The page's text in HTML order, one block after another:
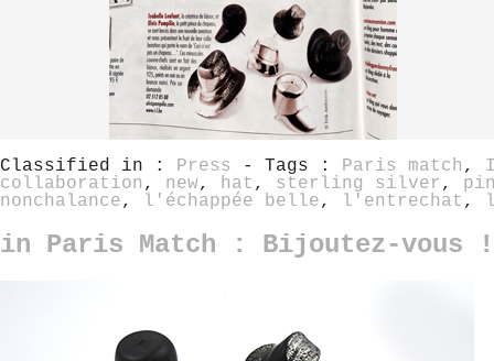
Classified in : Press - Tags : Paris match ,
collaboration , new, hat , sterling silver ,
nonchalance, l'échappée belle, l'entrechat ,
in Paris Match : Bijoutez-vous !